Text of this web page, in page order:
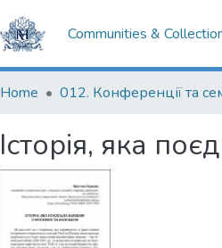
Communities &
Home
Історія, яка